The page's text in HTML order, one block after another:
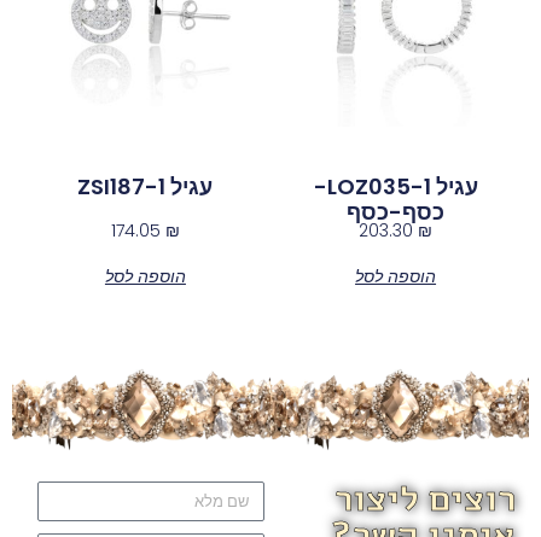
עגיל LOZ035-1-
כסף-כסף
203.30₪
הוספה לסל
עגיל ZSI187-1
174.05 ₪
הוספה לסל
רוצים ליצור